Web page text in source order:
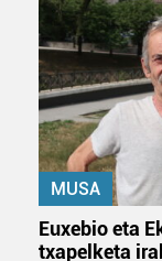
dezakezun
Lortu zure datu
buruzko
datuen atalean.
zure baimena
fitxategiak
MUSA
Euxebio eta
txapelketa